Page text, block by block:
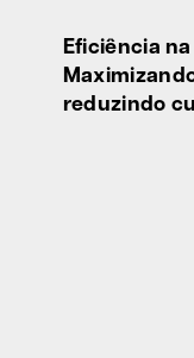
Eficiência
reduzindo